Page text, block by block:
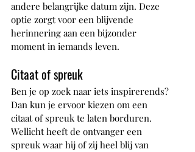
andere belangrijke datum zijn. Deze
optie zorgt voor een blijvende
herinnering aan een bijzonder
moment in iemands leven.
Citaat of spreuk
Ben je op zoek naar iets inspirerends?
Dan kun je ervoor kiezen om een
citaat of spreuk te laten borduren.
Wellicht heeft de ontvanger een
spreuk waar hij of zij heel blij van